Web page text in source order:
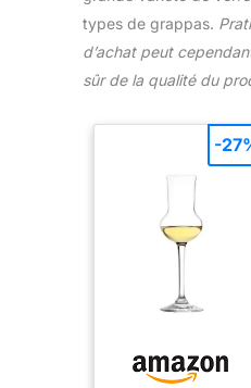
types de grappas.
d’achat peut
sûr de la qualité du
-